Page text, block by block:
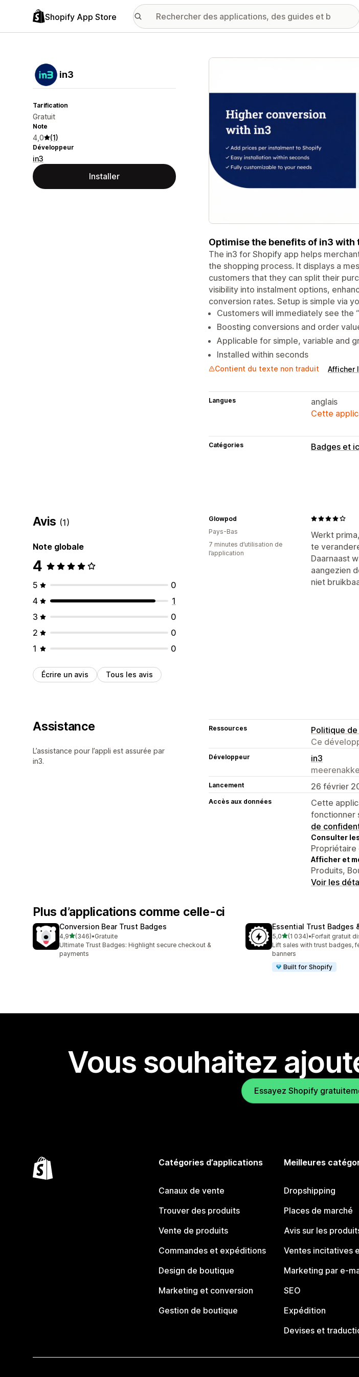
Shopify App Store
in3
Tarification
Gratuit
Note
4,0 (1)
Développeur
in3
Installer
Galerie d’images vedette
Optimise the benefits of in3
The in3 for Shopify app helps
the shopping process. It displays a
customers that they can split their
visibility into instalment options,
conversion rates. Setup is simple via
Customers will immediately see the
Boosting conversions and order
Applicable for simple, variable and
Installed within seconds
Contient du texte non traduit Afficher
Langues
anglais
Cette
Catégories Badges et
Page du
Avis (1)
Note globale
4
5
0
4
1
3
0
2
0
1
0
Écrire un avis Tous les avis
Werkt
te
Daarnaast
aangezien
niet
Glowpod
Pays-Bas
7 minutes d’utilisation de
l’application
Assistance
L’assistance pour l’appli est assurée par
in3.
Ressources
Politique
Ce
Développeur
in3
Lancement 26 février
Accès aux données
Cette
fonctionner
de
Consulter
Propriétaire
Afficher et
Produits,
Voir les
Plus d’applications comme celle-ci
Conversion Bear Trust Badges
4,9étoile(s) sur 5
(346)
346 avis au total
•Gratuite
Ultimate Trust Badges: Highlight secure checkout &
payments
Essential Trust Badges
5,0étoile(s) sur 5
(1 034)
1034 avis au total
•Forfait gratuit
Lift sales with trust badges,
banners
Built for Shopify
Vous souhaitez
Essayez Shopify
Catégories d’applications
Canaux de vente
Trouver des produits
Vente de produits
Commandes et expéditions
Design de boutique
Marketing et conversion
Gestion de boutique
Meilleures
Dropshipping
Places de marché
Avis sur les
Ventes incitatives
Marketing par e-
SEO
Expédition
Devises et